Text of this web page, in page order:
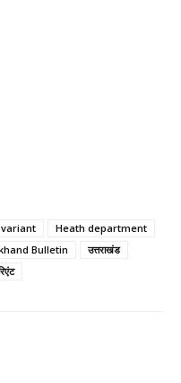
Heath department
Bulletin
उत्तराखंड